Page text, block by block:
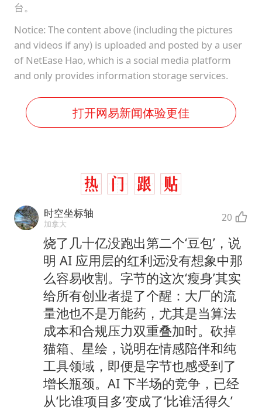
台。
Notice: The content above (including the pictures
and videos if any) is uploaded and posted by a user
of NetEase Hao, which is a social media platform
and only provides information storage services.
打开网易新闻体验更佳
时空坐标轴
加拿大 20
烧了几十亿没跑出第二个‘豆包’，说
明 AI 应用层的红利远没有想象中那
么容易收割。字节的这次‘瘦身’其实
给所有创业者提了个醒：大厂的流
量池也不是万能药，尤其是当算法
成本和合规压力双重叠加时。砍掉
猫箱、星绘，说明在情感陪伴和纯
工具领域，即便是字节也感受到了
增长瓶颈。AI 下半场的竞争，已经
从‘比谁项目多’变成了‘比谁活得久’